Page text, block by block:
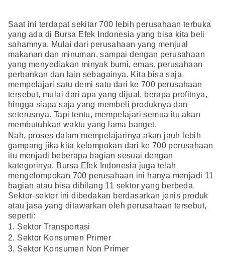
Saat ini terdapat sekitar 700 lebih perusahaan terbuka
yang ada di Bursa Efek Indonesia yang bisa kita beli
sahamnya. Mulai dari perusahaan yang menjual
makanan dan minuman, sampai dengan perusahaan
yang menyediakan minyak bumi, emas, perusahaan
perbankan dan lain sebagainya. Kita bisa saja
mempelajari satu demi satu dari ke 700 perusahaan
tersebut, mulai dari apa yang dijual, berapa profitnya,
hingga siapa saja yang membeli produknya dan
seterusnya. Tapi tentu, mempelajari semua itu akan
membutuhkan waktu yang lama banget.
Nah, proses dalam mempelajarinya akan jauh lebih
gampang jika kita kelompokan dari ke 700 perusahaan
itu menjadi beberapa bagian sesuai dengan
kategorinya. Bursa Efek Indonesia juga telah
mengelompokan 700 perusahaan ini hanya menjadi 11
bagian atau bisa dibilang 11 sektor yang berbeda.
Sektor-sektor ini dibedakan berdasarkan jenis produk
atau jasa yang ditawarkan oleh perusahaan tersebut,
seperti:
1. Sektor Transportasi
2. Sektor Konsumen Primer
3. Sektor Konsumen Non Primer